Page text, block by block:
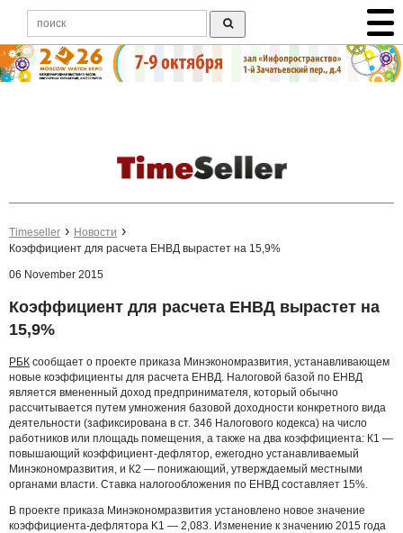
Timeseller
Новости
Коэффициент для расчета ЕНВД вырастет на 15,9%
06 November 2015
Коэффициент для расчета ЕНВД вырастет на
15,9%
РБК сообщает о проекте приказа Минэкономразвития, устанавливающем
новые коэффициенты для расчета ЕНВД. Налоговой базой по ЕНВД
является вмененный доход предпринимателя, который обычно
рассчитывается путем умножения базовой доходности конкретного вида
деятельности (зафиксирована в ст. 346 Налогового кодекса) на число
работников или площадь помещения, а также на два коэффициента: К1 —
повышающий коэффициент-дефлятор, ежегодно устанавливаемый
Минэкономразвития, и К2 — понижающий, утверждаемый местными
органами власти. Ставка налогообложения по ЕНВД составляет 15%.
В проекте приказа Минэкономразвития установлено новое значение
коэффициента-дефлятора K1 — 2,083. Изменение к значению 2015 года